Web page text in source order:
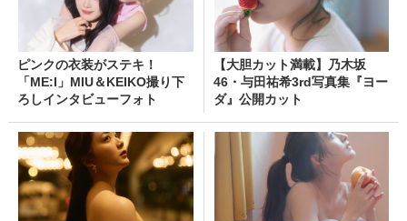
ピンクの衣装がステキ！
「ME:I」MIU＆KEIKO撮り下
ろしインタビューフォト
【大胆カット満載】乃木坂
46・与田祐希3rd写真集『ヨー
ダ』公開カット